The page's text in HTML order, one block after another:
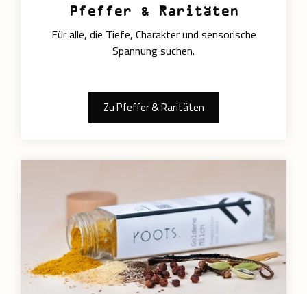
Pfeffer & Raritäten
Für alle, die Tiefe, Charakter und sensorische
Spannung suchen.
Zu Pfeffer & Raritäten